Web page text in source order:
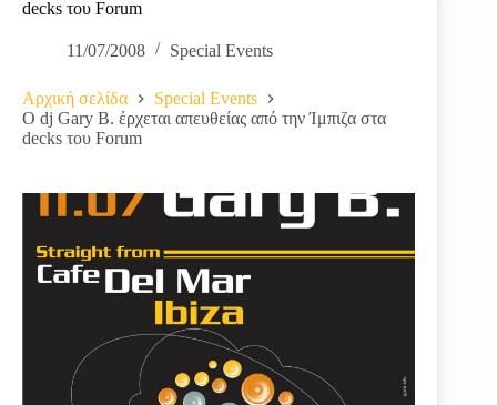
decks του Forum
11/07/2008 Special Events
Αρχική σελίδα
Special Events
O dj Gary Β. έρχεται απευθείας από την Ίμπιζα στα
decks του Forum